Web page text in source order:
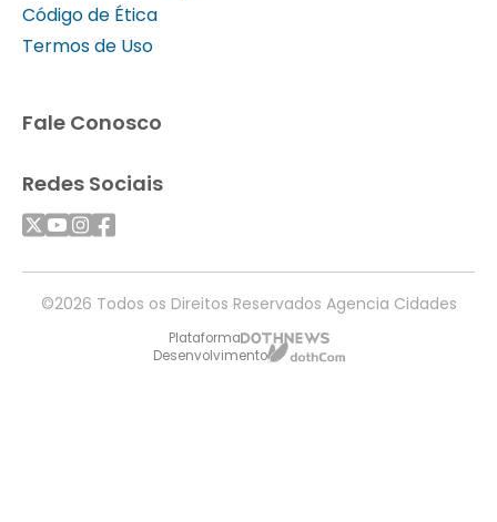
Código de Ética
Termos de Uso
Fale Conosco
Redes Sociais
©2026 Todos os Direitos Reservados Agencia Cidades
Plataforma
Desenvolvimento